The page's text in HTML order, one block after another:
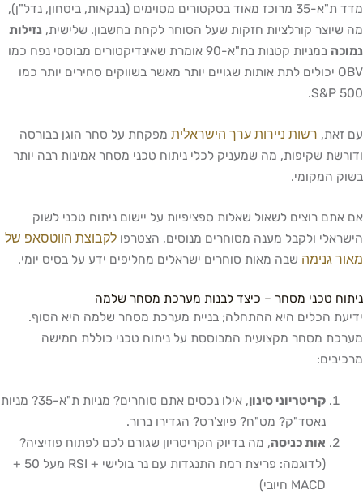
מדד ת"א-35 מרוכז מאוד בסקטורים מסוימים (בנקאות, ביטחון, נדל"ן),
מה שיוצר קורלציות חזקות שעל הסוחר לקחת בחשבון. שלישית, נזילות
נמוכה
במניות קטנות בת"א-90 אומרת שאינדיקטורים מבוססי נפח כמו
OBV יכולים לתת אותות שגויים יותר מאשר בשווקים סחירים יותר כמו
S&P 500.
עם זאת, רשות ניירות ערך הישראלית מפקחת על סחר הוגן בבורסה
ודורשת שקיפות, מה שמעניק לכלי ניתוח טכני מסחר אמינות רבה יותר
בשוק המקומי.
אם אתם רוצים לשאול שאלות ספציפיות על יישום ניתוח טכני לשוק
הישראלי ולקבל מענה מסוחרים מנוסים, הצטרפו לקבוצת הווטסאפ של
מאור גנימה שבה מאות סוחרים ישראלים מחליפים ידע על בסיס יומי.
ניתוח טכני מסחר – כיצד לבנות מערכת מסחר שלמה
ידיעת הכלים היא ההתחלה; בניית מערכת מסחר שלמה היא הסוף.
מערכת מסחר מקצועית המבוססת על ניתוח טכני כוללת חמישה
מרכיבים:
קריטריוני סינון
, אילו נכסים אתם סוחרים? מניות ת"א-35? מניות
נאסד"ק? מט"ח? פיוצ'רס? הגדירו ברור.
אות כניסה, מה בדיוק הקריטריון שגורם לכם לפתוח פוזיציה?
(לדוגמה: פריצת רמת התנגדות עם נר בולישי + RSI מעל 50 +
MACD חיובי)